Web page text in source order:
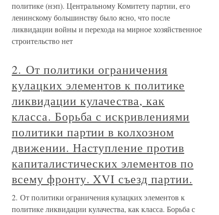
политике (нэп). Центральному Комитету партии, его
ленинскому большинству было ясно, что после
ликвидации войны и перехода на мирное хозяйственное
строительство нет
2. От политики ограничения
кулацких элементов к политике
ликвидации кулачества, как
класса. Борьба с искривлениями
политики партии в колхозном
движении. Наступление против
капиталистических элементов по
всему фронту. XVI съезд партии.
2. От политики ограничения кулацких элементов к
политике ликвидации кулачества, как класса. Борьба с